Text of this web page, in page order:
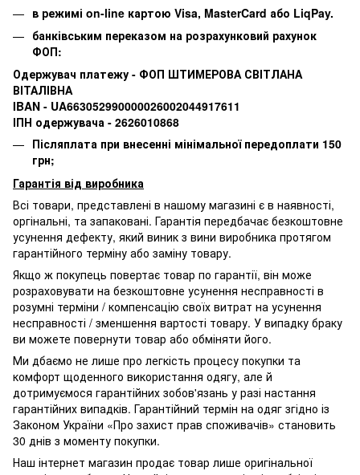
в режимі on-line картою Visa, MasterCard або LiqPay.
банківським переказом на розрахунковий рахунок
ФОП:
Одержувач платежу - ФОП ШТИМЕРОВА СВІТЛАНА
ВІТАЛІВНА
IBAN - UA663052990000026002044917611
ІПН одержувача - 2626010868
Післяплата при внесенні мінімальної передоплати 150
грн;
Гарантія від виробника
Всі товари, представлені в нашому магазині є в наявності,
оргінальні, та запаковані. Гарантія передбачає безкоштовне
усунення дефекту, який виник з вини виробника протягом
гарантійного терміну або заміну товару.
Якщо ж покупець повертає товар по гарантії, він може
розраховувати на безкоштовне усунення несправності в
розумні терміни / компенсацію своїх витрат на усунення
несправності / зменшення вартості товару. У випадку браку
ви можете повернути товар або обміняти його.
Ми дбаємо не лише про легкість процесу покупки та
комфорт щоденного використання одягу, але й
дотримуємося гарантійних зобов'язань у разі настання
гарантійних випадків. Гарантійний термін на одяг згідно із
Законом України «Про захист прав споживачів» становить
30 днів з моменту покупки.
Наш інтернет магазин продає товар лише оригінальної